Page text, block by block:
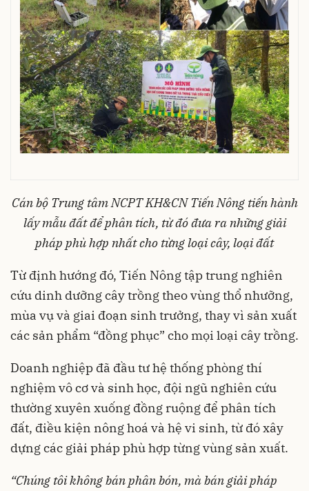
Cánbộ Trung tâmNCPT KH&CN TiếnNông tiếnhành
lấymẫuđấtđểphân tích, từđóđưaranhữnggiải
pháp phùhợp nhấtcho từngloạicây, loạiđất
Từ định hướng đó, Tiến Nông tập trung nghiên
cứu dinh dưỡng cây trồng theo vùng thổ nhưỡng,
mùa vụ và giai đoạn sinh trưởng, thay vì sản xuất
các sản phẩm “đồng phục” cho mọi loại cây trồng.
Doanh nghiệp đã đầu tư hệ thống phòng thí
nghiệm vô cơ và sinh học, đội ngũ nghiên cứu
thường xuyên xuống đồng ruộng để phân tích
đất, điều kiện nông hoá và hệ vi sinh, từ đó xây
dựng các giải pháp phù hợp từng vùng sản xuất.
“Chúng tôikhôngbánphânbón, màbángiảipháp